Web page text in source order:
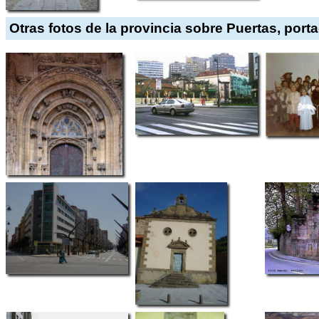
Otras fotos de la provincia sobre Puertas,